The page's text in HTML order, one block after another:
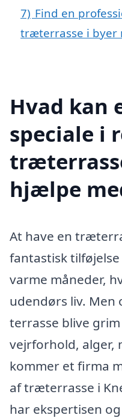
7) Find en
træterrasse i byer
Hvad kan
speciale i
hjælpe
At have en
fantastisk
varme måneder,
udendørs liv. Men
terrasse blive
vejrforhold, alger,
kommer et firma
af træterrasse i
har ekspertisen